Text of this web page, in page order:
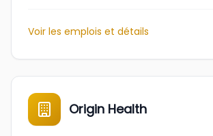
Voir les emplois et détails
Origin Health